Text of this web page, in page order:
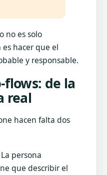
no es solo
hacer que el
y responsable.
flows: de la
real
hacen falta dos
persona
que describir el